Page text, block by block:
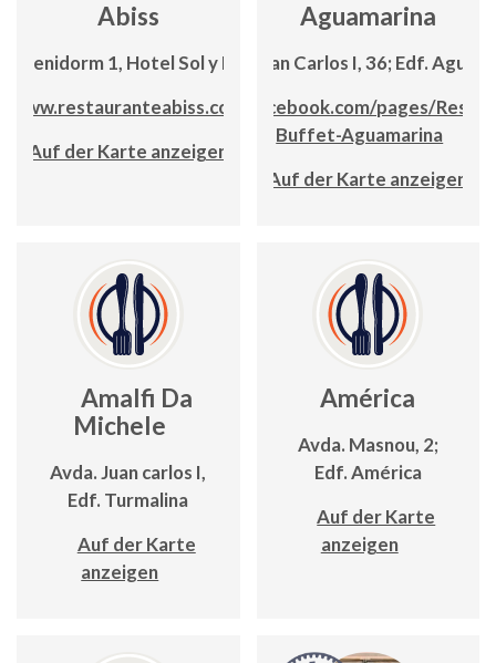
Abiss
C/Benidorm 1, Hotel Sol y Mar
www.restauranteabiss.com
Auf der Karte anzeigen
Aguamarina
Avda. Juan Carlos I, 36; Edf.
www.facebook.com/pages/
Buffet-Aguamarina
Auf der Karte anzeigen
Amalfi Da
Michele
Avda. Juan carlos I,
Edf. Turmalina
Auf der Karte
anzeigen
América
Avda. Masnou, 2;
Edf. América
Auf der Karte
anzeigen